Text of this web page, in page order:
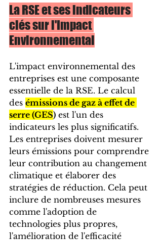
La RSE et ses indicateurs
clés sur l'Impact
Environnemental
L'impact environnemental des
entreprises est une composante
essentielle de la RSE. Le calcul
des émissions de gaz à effet de
serre (GES) est l'un des
indicateurs les plus significatifs.
Les entreprises doivent mesurer
leurs émissions pour comprendre
leur contribution au changement
climatique et élaborer des
stratégies de réduction. Cela peut
inclure de nombreuses mesures
comme l'adoption de
technologies plus propres,
l'amélioration de l'efficacité